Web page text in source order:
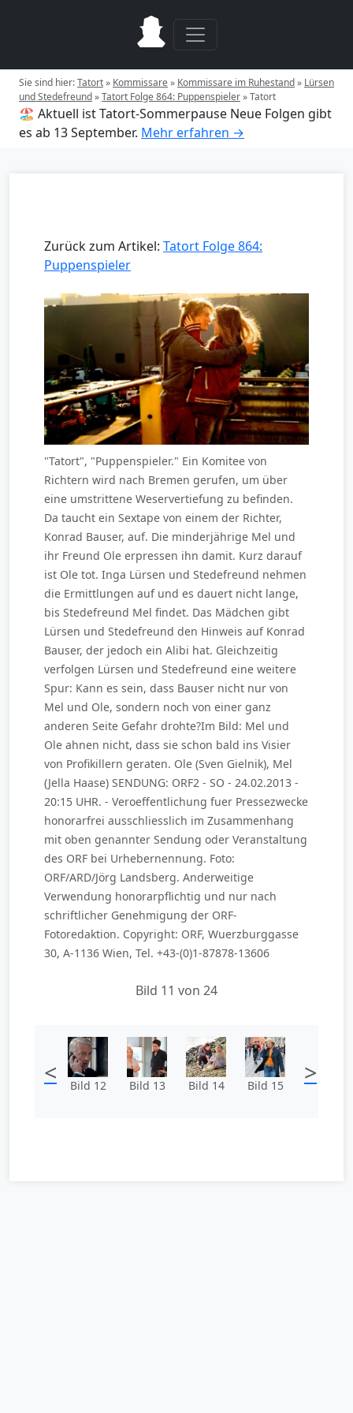
Sie sind hier:Tatort» Kommissare» Kommissare im Ruhestand» Lürsen
und Stedefreund»Tatort Folge 864: Puppenspieler»Tatort
🏖️ Aktuell ist Tatort-Sommerpause Neue Folgen gibt
es ab 13 September. Mehr erfahren →
Zurück zum Artikel: Tatort Folge 864:
Puppenspieler
"Tatort", "Puppenspieler." Ein Komitee von
Richtern wird nach Bremen gerufen, um über
eine umstrittene Weservertiefung zu befinden.
Da taucht ein Sextape von einem der Richter,
Konrad Bauser, auf. Die minderjährige Mel und
ihr Freund Ole erpressen ihn damit. Kurz darauf
ist Ole tot. Inga Lürsen und Stedefreund nehmen
die Ermittlungen auf und es dauert nicht lange,
bis Stedefreund Mel findet. Das Mädchen gibt
Lürsen und Stedefreund den Hinweis auf Konrad
Bauser, der jedoch ein Alibi hat. Gleichzeitig
verfolgen Lürsen und Stedefreund eine weitere
Spur: Kann es sein, dass Bauser nicht nur von
Mel und Ole, sondern noch von einer ganz
anderen Seite Gefahr drohte?Im Bild: Mel und
Ole ahnen nicht, dass sie schon bald ins Visier
von Profikillern geraten. Ole (Sven Gielnik), Mel
(Jella Haase) SENDUNG: ORF2 - SO - 24.02.2013 -
20:15 UHR. - Veroeffentlichung fuer Pressezwecke
honorarfrei ausschliesslich im Zusammenhang
mit oben genannter Sendung oder Veranstaltung
des ORF bei Urhebernennung. Foto:
ORF/ARD/Jörg Landsberg. Anderweitige
Verwendung honorarpflichtig und nur nach
schriftlicher Genehmigung der ORF-
Fotoredaktion. Copyright: ORF, Wuerzburggasse
30, A-1136 Wien, Tel. +43-(0)1-87878-13606
Bild 11 von 24
< Bild 12 Bild 13 Bild 14 Bild 15 >